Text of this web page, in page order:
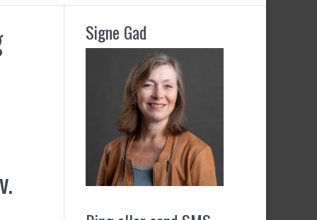
Signe Gad